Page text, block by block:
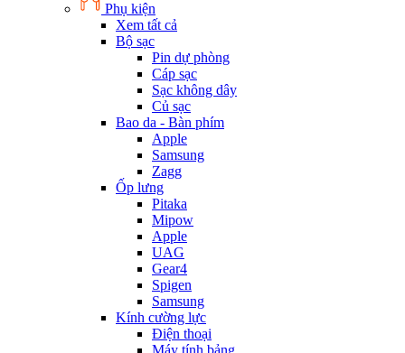
Phụ kiện
Xem tất cả
Bộ sạc
Pin dự phòng
Cáp sạc
Sạc không dây
Củ sạc
Bao da - Bàn phím
Apple
Samsung
Zagg
Ốp lưng
Pitaka
Mipow
Apple
UAG
Gear4
Spigen
Samsung
Kính cường lực
Điện thoại
Máy tính bảng